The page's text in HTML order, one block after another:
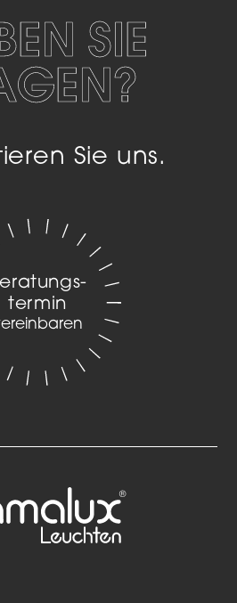
SIE
Sie uns.
termin